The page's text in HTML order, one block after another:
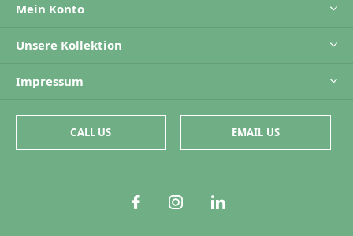
Mein Konto
Unsere Kollektion
Impressum
CALL US EMAIL US